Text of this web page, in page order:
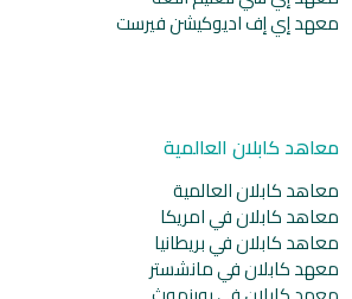
معهد إي إف اديوكيشن فيرست
معاهد كابلان العالمية
معاهد كابلان العالمية
معاهد كابلان في امريكا
معاهد كابلان في بريطانيا
معهد كابلان في مانشستر